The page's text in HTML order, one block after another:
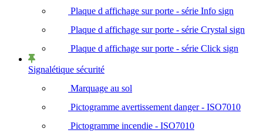
Plaque d affichage sur porte - série Info sign
Plaque d affichage sur porte - série Crystal sign
Plaque d affichage sur porte - série Click sign
Signalétique sécurité
Marquage au sol
Pictogramme avertissement danger - ISO7010
Pictogramme incendie - ISO7010